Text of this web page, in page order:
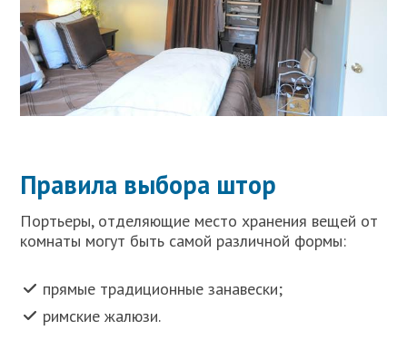
Правила выбора штор
Портьеры, отделяющие место хранения вещей от
комнаты могут быть самой различной формы:
прямые традиционные занавески;
римские жалюзи.